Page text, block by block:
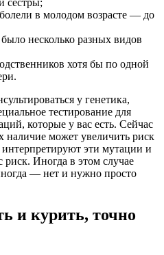
сёстры;
болели в молодом возрасте — до
несколько разных видов
хотя бы по одной
у генетика,
тестирование для
которые у вас есть. Сейчас
наличие может увеличить риск
эти мутации и
Иногда в этом случае
— нет и нужно просто
и курить, точно